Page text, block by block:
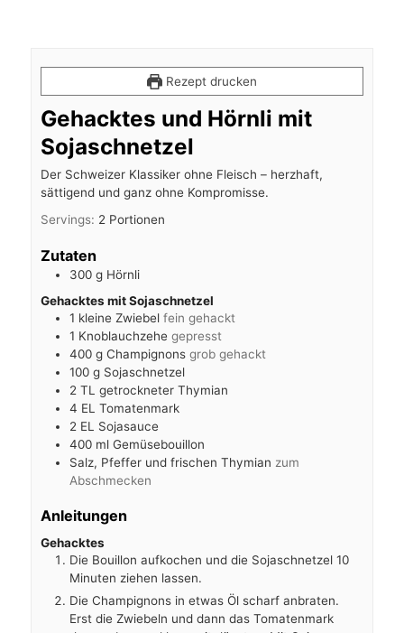
Rezept drucken
Gehacktes und Hörnli mit
Sojaschnetzel
Der Schweizer Klassiker ohne Fleisch – herzhaft,
sättigend und ganz ohne Kompromisse.
Servings: 2 Portionen
Zutaten
300 g Hörnli
Gehacktes mit Sojaschnetzel
1 kleine Zwiebel fein gehackt
1 Knoblauchzehe gepresst
400 g Champignons grob gehackt
100 g Sojaschnetzel
2 TL getrockneter Thymian
4 EL Tomatenmark
2 EL
Sojasauce
400 ml Gemüsebouillon
Salz, Pfeffer und frischen Thymian zum
Abschmecken
Anleitungen
Gehacktes
Die Bouillon aufkochen und die Sojaschnetzel 10
Minuten ziehen lassen.
Die Champignons in etwas Öl scharf anbraten.
Erst die Zwiebeln und dann das Tomatenmark